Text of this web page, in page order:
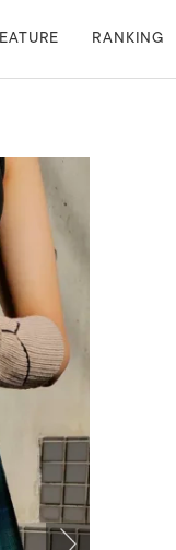
RANKING